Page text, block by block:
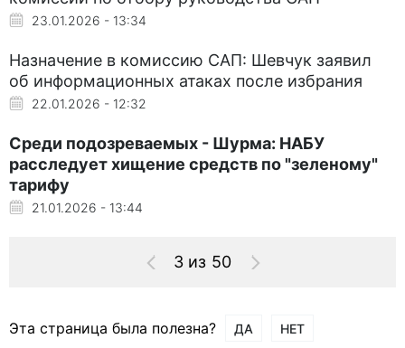
23.01.2026 - 13:34
Назначение в комиссию САП: Шевчук заявил
об информационных атаках после избрания
22.01.2026 - 12:32
Среди подозреваемых - Шурма: НАБУ
расследует хищение средств по "зеленому"
тарифу
21.01.2026 - 13:44
3 из 50
Эта страница была полезна? ДА НЕТ